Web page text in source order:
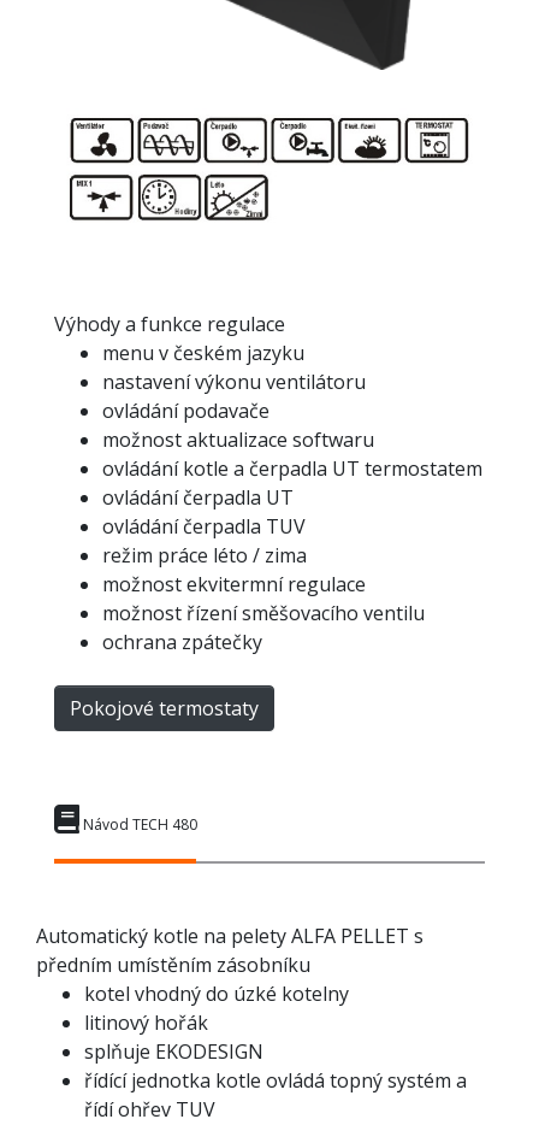
Výhody a funkce regulace
menu v českém jazyku
nastavení výkonu ventilátoru
ovládání podavače
možnost aktualizace softwaru
ovládání kotle a čerpadla UT termostatem
ovládání čerpadla UT
ovládání čerpadla TUV
režim práce léto / zima
možnost ekvitermní regulace
možnost řízení směšovacího ventilu
ochrana zpátečky
Pokojové termostaty
Návod TECH 480
Automatický kotle na pelety ALFA PELLET s
předním umístěním zásobníku
kotel vhodný do úzké kotelny
litinový hořák
splňuje EKODESIGN
řídící jednotka kotle ovládá topný systém a
řídí ohřev TUV